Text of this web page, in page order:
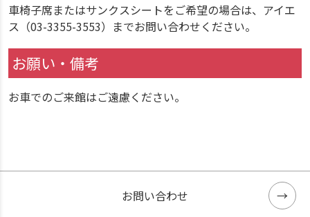
車椅子席またはサンクスシートをご希望の場合は、アイエ
ス（03-3355-3553）までお問い合わせください。
お願い・備考
お車でのご来館はご遠慮ください。
お問い合わせ